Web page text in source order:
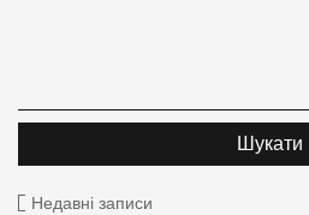
Недавні записи